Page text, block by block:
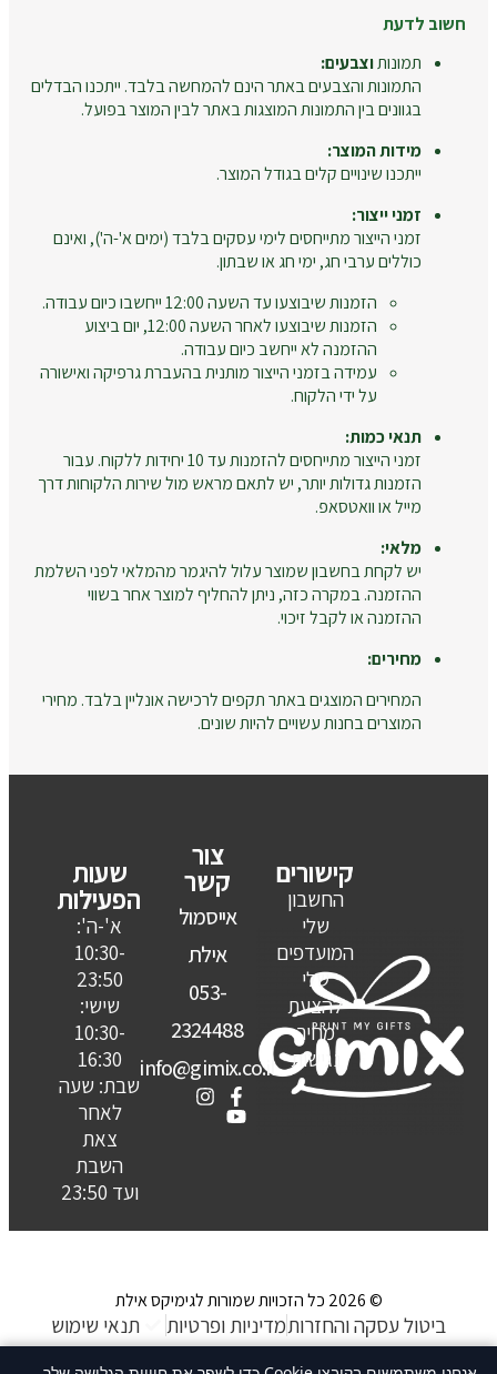
חשוב לדעת
תמונותוצבעים:
התמונות והצבעים באתר הינם להמחשה בלבד. ייתכנו הבדלים
בגוונים בין התמונות המוצגות באתר לבין המוצר בפועל.
מידות המוצר:
ייתכנו שינויים קלים בגודל המוצר.
זמני ייצור:
זמני הייצור מתייחסים לימי עסקים בלבד (ימים א'-ה'), ואינם
כוללים ערבי חג, ימי חג או שבתון.
הזמנות שיבוצעו עד השעה 12:00 ייחשבו כיום עבודה.
הזמנות שיבוצעו לאחר השעה 12:00, יום ביצוע
ההזמנה לא ייחשב כיום עבודה.
עמידה בזמני הייצור מותנית בהעברת גרפיקה ואישורה
על ידי הלקוח.
תנאי כמות:
זמני הייצור מתייחסים להזמנות עד 10 יחידות ללקוח. עבור
הזמנות גדולות יותר, יש לתאם מראש מול שירות הלקוחות דרך
מייל או וואטסאפ.
מלאי:
יש לקחת בחשבון שמוצר עלול להיגמר מהמלאי לפני השלמת
ההזמנה. במקרה כזה, ניתן להחליף למוצר אחר בשווי
ההזמנה או לקבל זיכוי.
מחירים:
המחירים המוצגים באתר תקפים לרכישה אונליין בלבד. מחירי
המוצרים בחנות עשויים להיות שונים.
קישורים
החשבון
שלי
המועדפים
שלי
להצעת
מחיר
נגישות
צור
קשר
אייסמול
אילת
053-
2324488
info@gimix.co.il
שעות
הפעילות
א'-ה':
10:30-
23:50
שישי:
10:30-
16:30
שבת: שעה
לאחר
צאת
השבת
ועד 23:50
© 2026 כל הזכויות שמורות לגימיקס אילת
ביטול עסקה והחזרותמדיניות ופרטיות תנאי שימוש
האתר נבנה ע״ קשת סטודיו